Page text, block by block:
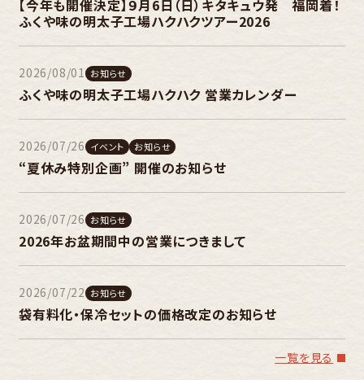
【今年も開催決定】９月6日（日）キタキュウ発 福岡着！
ふくや味の明太子工場ハクハクツアー2026
2026/08/01 お知らせ
ふくや味の明太子工場ハクハク 営業カレンダー
2026/07/26 イベント お知らせ
“夏休み特別企画” 開催のお知らせ
2026/07/26 お知らせ
2026年お盆期間中の営業につきまして
2026/07/22 お知らせ
袋有料化・保冷セットの価格改定のお知らせ
一覧を見る